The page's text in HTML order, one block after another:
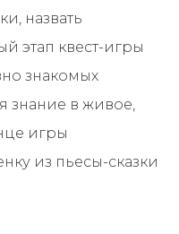
назвать
этап квест-игры
знакомых
знание в живое,
игры
из пьесы-сказки